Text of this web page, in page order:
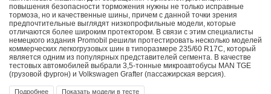
повышения безопасности торможения нужны не только исправные
тормоза, но и качественные шины, причем с данной точки зрения
предпочтительные выглядят низкопрофильные модели, которые
отличаются более широким протектором. В связи с этим специалисты
немецкого издания Promobil решили протестировать несколько моделей
коммерческих легкогрузовых шин в типоразмере 235/60 R17C, который
является одним из популярных представителей сегмента. В качестве
тестовых автомобилей выбрали 3,5-тонные микроавтобусы MAN TGE
(грузовой фургон) и Volkswagen Grafter (пассажирская версия).
Подробнее Показать модели в тесте